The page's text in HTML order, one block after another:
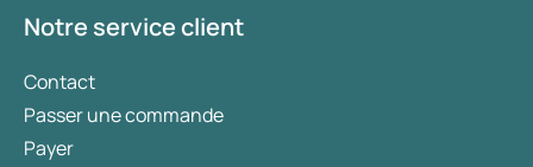
Notre service client
Contact
Passer une commande
Payer